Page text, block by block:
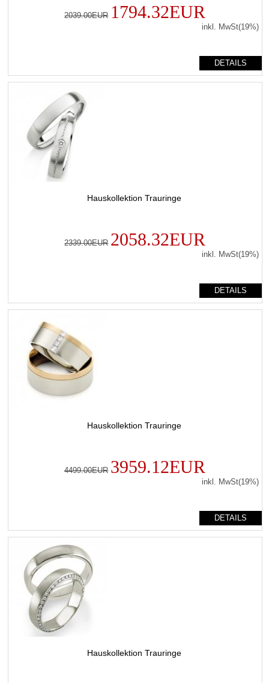
2039.00EUR 1794.32EUR
inkl. MwSt(19%)
DETAILS
Hauskollektion Trauringe
2339.00EUR 2058.32EUR
inkl. MwSt(19%)
DETAILS
Hauskollektion Trauringe
4499.00EUR 3959.12EUR
inkl. MwSt(19%)
DETAILS
Hauskollektion Trauringe